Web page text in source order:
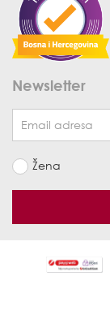
Newsletter
Žena